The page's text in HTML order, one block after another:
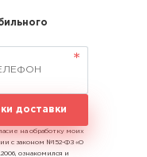
доставки
на обработку моих
с законом №152-ФЗ «О
ознакомился и